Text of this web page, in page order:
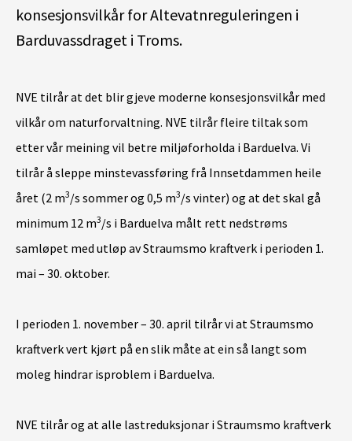
konsesjonsvilkår for Altevatnreguleringen i
Barduvassdraget i Troms.
NVE tilrår at det blir gjeve moderne konsesjonsvilkår med
vilkår om naturforvaltning. NVE tilrår fleire tiltak som
etter vår meining vil betre miljøforholda i Barduelva. Vi
tilrår å sleppe minstevassføring frå Innsetdammen heile
året (2 m3/s sommer og 0,5 m3/s vinter) og at det skal gå
minimum 12 m3/s i Barduelva målt rett nedstrøms
samløpet med utløp av Straumsmo kraftverk i perioden 1.
mai – 30. oktober.
I perioden 1. november – 30. april tilrår vi at Straumsmo
kraftverk vert kjørt på en slik måte at ein så langt som
moleg hindrar isproblem i Barduelva.
NVE tilrår og at alle lastreduksjonar i Straumsmo kraftverk